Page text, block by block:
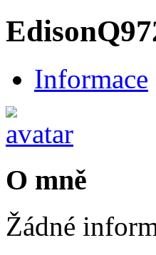
Informace
O mně
Žádné